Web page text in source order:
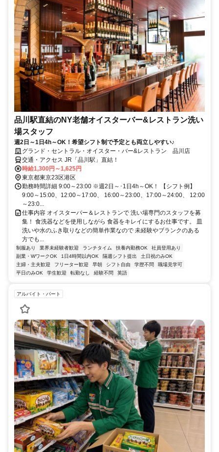
品川駅直結のNY老舗オイスターバー&レストラン洗い
場スタッフ
週2日～1日4h～OK！希望シフト制で予定とも両立しやすい♪
グランド・セントラル・オイスター・バー&レストラン 品川店
交通・アクセス JR「品川駅」直結！
時給1,300円～1,625円
東京都東京23区港区
勤務時間詳細 9:00～23:00 ※週2日～･1日4h～OK！ 【シフト例】
9:00～15:00、12:00～17:00、 16:00～23:00、17:00～24:00、 12:00
～23:0...
仕事内容 オイスターバー＆レストランで 洗い場専門のスタッフを募
集！ 食洗器などを使用しながら 食器をキレイにするお仕事です。 皿
洗いや水のふき取りなどの簡単作業なので 未経験やブランクのある
方でも...
制服あり 業界未経験者歓迎 ランチタイム 扶養内勤務OK
社員登用あり
副業・WワークOK
1日4時間以内OK 隔週シフト提出
土日祝のみOK
主婦・主夫歓迎
フリーター歓迎 早朝 シフト自由 学歴不問
職場見学可
平日のみOK
学生歓迎 転勤なし 経験不問 英語
アルバイト・パート